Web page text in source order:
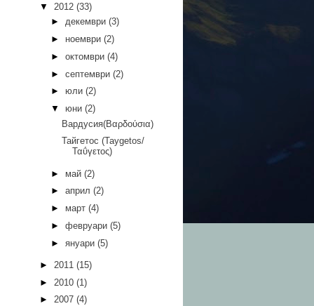
▼ 2012 (33)
► декември (3)
► ноември (2)
► октомври (4)
► септември (2)
► юли (2)
▼ юни (2)
Вардусия(Βαρδούσια)
Тайгетос (Taygetos/
Ταΰγετος)
► май (2)
► април (2)
► март (4)
► февруари (5)
► януари (5)
► 2011 (15)
► 2010 (1)
► 2007 (4)